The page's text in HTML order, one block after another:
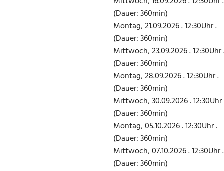
(Dauer: 360min)
Montag, 21.09.2026 . 12:30Uhr .
(Dauer: 360min)
Mittwoch, 23.09.2026 . 12:30Uhr
(Dauer: 360min)
Montag, 28.09.2026 . 12:30Uhr .
(Dauer: 360min)
Mittwoch, 30.09.2026 . 12:30Uhr
(Dauer: 360min)
Montag, 05.10.2026 . 12:30Uhr .
(Dauer: 360min)
Mittwoch, 07.10.2026 . 12:30Uhr .
(Dauer: 360min)